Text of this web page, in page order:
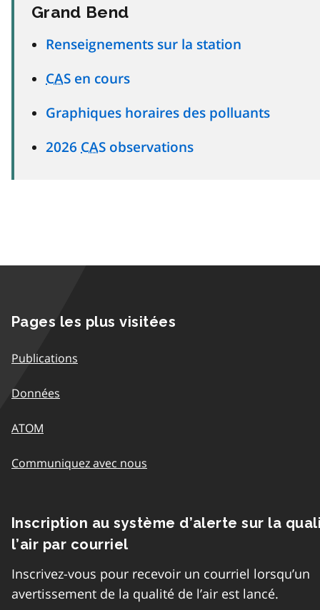
Grand Bend
Renseignements sur la station
CAS en cours
Graphiques horaires des polluants
2026 CAS observations
Pages les plus visitées
Publications
Données
ATOM
Communiquez avec nous
Inscription au système d’alerte sur la
l’air par courriel
Inscrivez-vous pour recevoir un courriel lorsqu’un
avertissement de la qualité de l’air est lancé.